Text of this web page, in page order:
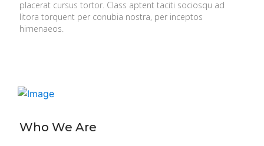
placerat cursus tortor. Class aptent taciti sociosqu ad
litora torquent per conubia nostra, per inceptos
himenaeos.
Who We Are